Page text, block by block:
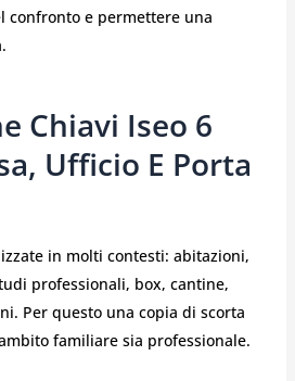
confronto e permettere una
Chiavi Iseo 6
Ufficio E Porta
in molti contesti: abitazioni,
professionali, box, cantine,
Per questo una copia di scorta
familiare sia professionale.